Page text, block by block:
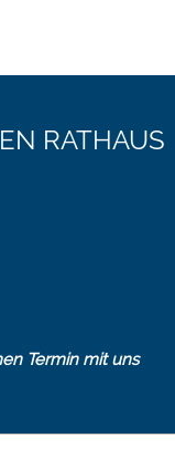
RATHAUS
Termin mit uns